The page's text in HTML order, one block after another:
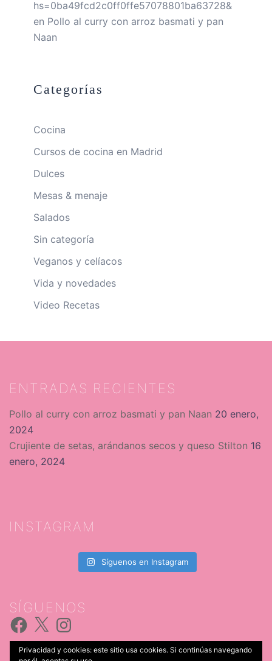
hs=0ba49fcd2c0ff0ffe57078801ba63728&
en Pollo al curry con arroz basmati y pan
Naan
Categorías
Cocina
Cursos de cocina en Madrid
Dulces
Mesas & menaje
Salados
Sin categoría
Veganos y celíacos
Vida y novedades
Video Recetas
ENTRADAS RECIENTES
Pollo al curry con arroz basmati y pan Naan 20 enero,
2024
Crujiente de setas, arándanos secos y queso Stilton 16
enero, 2024
INSTAGRAM
Síguenos en Instagram
SÍGUENOS
Facebook
X Instagram
Privacidad y cookies: este sitio usa cookies. Si continúas navegando